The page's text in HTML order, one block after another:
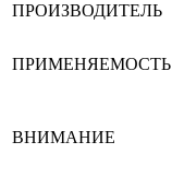
ПРОИЗВОДИТЕЛЬ
ПРИМЕНЯЕМОСТЬ
ВНИМАНИЕ